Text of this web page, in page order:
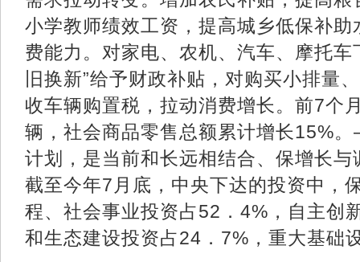
小学教师绩效工资，提高城乡低保补
费能力。对家电、农机、汽车、摩托车
旧换新”给予财政补贴，对购买小排量
收车辆购置税，拉动消费增长。前7个
辆，社会商品零售总额累计增长15%
计划，是当前和长远相结合、保增长
截至今年7月底，中央下达的投资中，
程、社会事业投资占52．4%，自主创
和生态建设投资占24．7%，重大基础